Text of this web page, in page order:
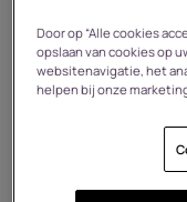
Door op “Alle cookies
opslaan van cookies op
websitenavigatie, het
helpen bij onze